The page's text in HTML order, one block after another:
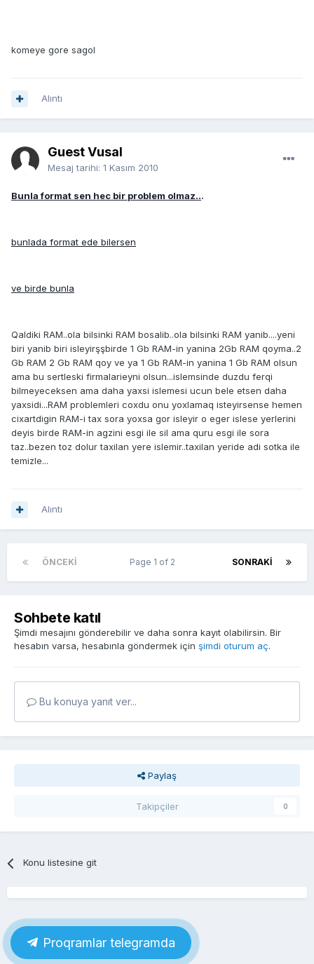
komeye gore sagol
Alıntı
Guest Vusal
Mesaj tarihi: 1 Kasım 2010
Bunla format sen hec bir problem olmaz...
bunlada format ede bilersen
ve birde bunla
Qaldiki RAM..ola bilsinki RAM bosalib..ola bilsinki RAM yanib....yeni
biri yanib biri isleyirşşbirde 1 Gb RAM-in yanina 2Gb RAM qoyma..2
Gb RAM 2 Gb RAM qoy ve ya 1 Gb RAM-in yanina 1 Gb RAM olsun
ama bu sertleski firmalarieyni olsun...islemsinde duzdu ferqi
bilmeyeceksen ama daha yaxsi islemesi ucun bele etsen daha
yaxsidi...RAM problemleri coxdu onu yoxlamaq isteyirsense hemen
cixartdigin RAM-i tax sora yoxsa gor isleyir o eger islese yerlerini
deyis birde RAM-in agzini esgi ile sil ama quru esgi ile sora
taz..bezen toz dolur taxilan yere islemir..taxilan yeride adi sotka ile
temizle...
Alıntı
ÖNCEKI SONRAKI
Page 1 of 2
Sohbete katıl
Şimdi mesajını gönderebilir ve daha sonra kayıt olabilirsin. Bir
hesabın varsa, hesabınla göndermek için şimdi oturum aç.
Bu konuya yanıt ver...
Paylaş
Takipçiler 0
Konu listesine git
Proqramlar telegramda